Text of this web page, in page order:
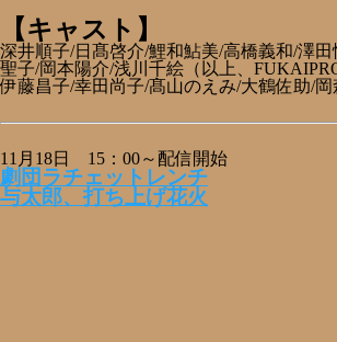
【キャスト】
深井順子/日髙啓介/鯉和鮎美/高橋義和/澤
聖子/岡本陽介/浅川千絵（以上、
伊藤昌子/幸田尚子/髙山のえみ/大鶴佐助/岡
11月18日 15：00～配信開始
劇団ラチェットレンチ
与太郎、打ち上げ花火